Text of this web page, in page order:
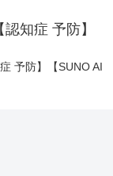
知症 予防】
予防】【SUNO AI